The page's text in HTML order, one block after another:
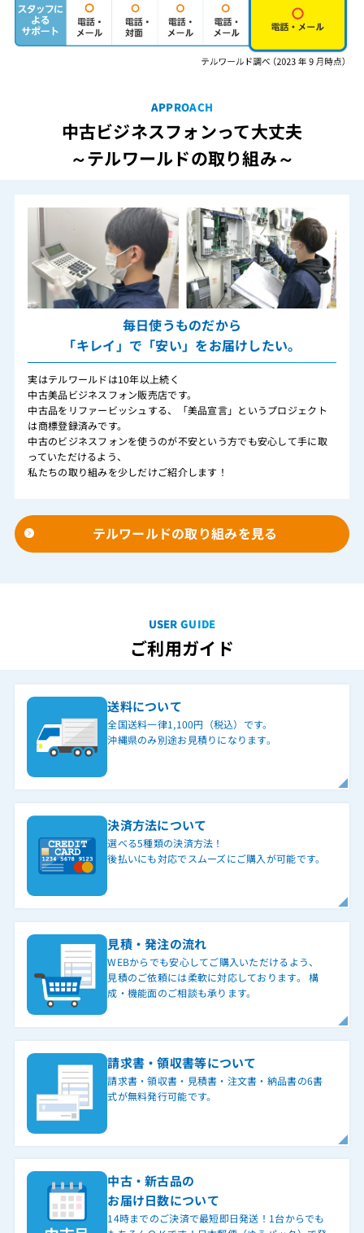
APPROACH
中古ビジネスフォンって大丈夫
～テルワールドの取り組み～
毎日使うものだから
「キレイ」で「安い」をお届けしたい。
実はテルワールドは10年以上続く
中古美品ビジネスフォン販売店です。
中古品をリファービッシュする、「美品宣言」というプロジェクト
は商標登録済みです。
中古のビジネスフォンを使うのが不安という方でも安心して手に取
っていただけるよう、
私たちの取り組みを少しだけご紹介します！
テルワールドの取り組みを見る
USER GUIDE
ご利用ガイド
送料について
全国送料一律1,100円（税込）です。
沖縄県のみ別途お見積りになります。
決済方法について
選べる5種類の決済方法！
後払いにも対応でスムーズにご購入が可能です。
見積・発注の流れ
WEBからでも安心してご購入いただけるよう、
見積のご依頼には柔軟に対応しております。 構
成・機能面のご相談も承ります。
請求書・領収書等について
請求書・領収書・見積書・注文書・納品書の6書
式が無料発行可能です。
中古・新古品の
お届け日数について
14時までのご決済で最短即日発送！1台からでも